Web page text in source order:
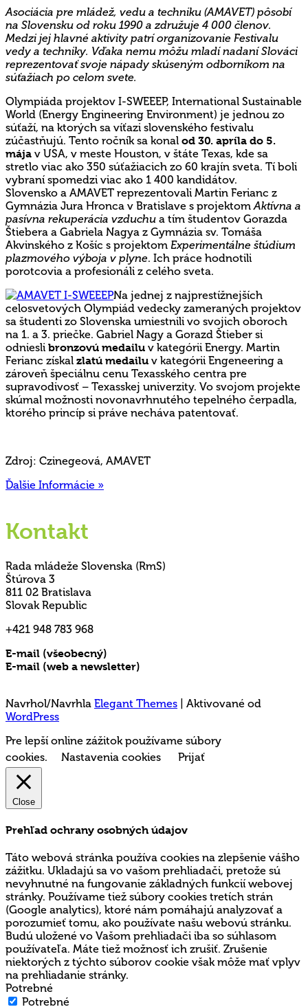
Asociácia pre mládež, vedu a techniku (AMAVET) pôsobí
na Slovensku od roku 1990 a združuje 4 000 členov.
Medzi jej hlavné aktivity patrí organizovanie Festivalu
vedy a techniky. Vďaka nemu môžu mladí nadaní Slováci
reprezentovať svoje nápady skúseným odborníkom na
súťažiach po celom svete.
Olympiáda projektov I-SWEEEP, International Sustainable
World (Energy Engineering Environment) je jednou zo
súťaží, na ktorých sa víťazi slovenského festivalu
zúčastňujú. Tento ročník sa konal od 30. apríla do 5.
mája v USA, v meste Houston, v štáte Texas, kde sa
stretlo viac ako 350 súťažiacich zo 60 krajín sveta. Tí boli
vybraní spomedzi viac ako 1 400 kandidátov.
Slovensko a AMAVET reprezentovali Martin Ferianc z
Gymnázia Jura Hronca v Bratislave s projektomAktívna a
pasívna rekuperácia vzduchu a tím študentov Gorazda
Štiebera a Gabriela Nagya z Gymnázia sv. Tomáša
Akvinského z Košíc s projektom Experimentálne štúdium
plazmového výboja v plyne. Ich práce hodnotili
porotcovia a profesionáli z celého sveta.
Na jednej z najprestížnejších
celosvetových Olympiád vedecky zameraných projektov
sa študenti zo Slovenska umiestnili vo svojich oboroch
na 1. a 3. priečke. Gabriel Nagy a Gorazd Štieber si
odniesli bronzovú medailu v kategórii Energy. Martin
Ferianc získal zlatú medailu v kategórii Engeneering a
zároveň špeciálnu cenu Texasského centra pre
supravodivosť – Texasskej univerzity. Vo svojom projekte
skúmal možnosti novonavrhnutého tepelného čerpadla,
ktorého princíp si práve necháva patentovať.
Zdroj: Czinegeová, AMAVET
Ďalšie Informácie »
Kontakt
Rada mládeže Slovenska (RmS)
Štúrova 3
811 02 Bratislava
Slovak Republic
+421 948 783 968
E-mail (všeobecný)
E-mail (web a newsletter)
Navrhol/Navrhla Elegant Themes | Aktivované od
WordPress
Pre lepší online zážitok používame súbory
cookies.
Nastavenia cookies Prijať
Close
Prehľad ochrany osobných údajov
Táto webová stránka používa cookies na zlepšenie vášho
zážitku. Ukladajú sa vo vašom prehliadači, pretože sú
nevyhnutné na fungovanie základných funkcií webovej
stránky. Používame tiež súbory cookies tretích strán
(Google analytics), ktoré nám pomáhajú analyzovať a
porozumieť tomu, ako používate našu webovú stránku.
Budú uložené vo Vašom prehliadači iba so súhlasom
používateľa. Máte tiež možnosť ich zrušiť. Zrušenie
niektorých z týchto súborov cookie však môže mať vplyv
na prehliadanie stránky.
Potrebné
Potrebné